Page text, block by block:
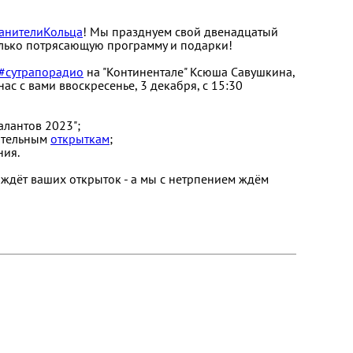
! Мы празднуем свой двенадцатый
потрясающую программу и подарки!
на "Континентале" Ксюша Савушкина,
с вами ввоскресенье, 3 декабря, с 15:30
2023";
открыткам;
ваших открыток - а мы с нетрпением ждём